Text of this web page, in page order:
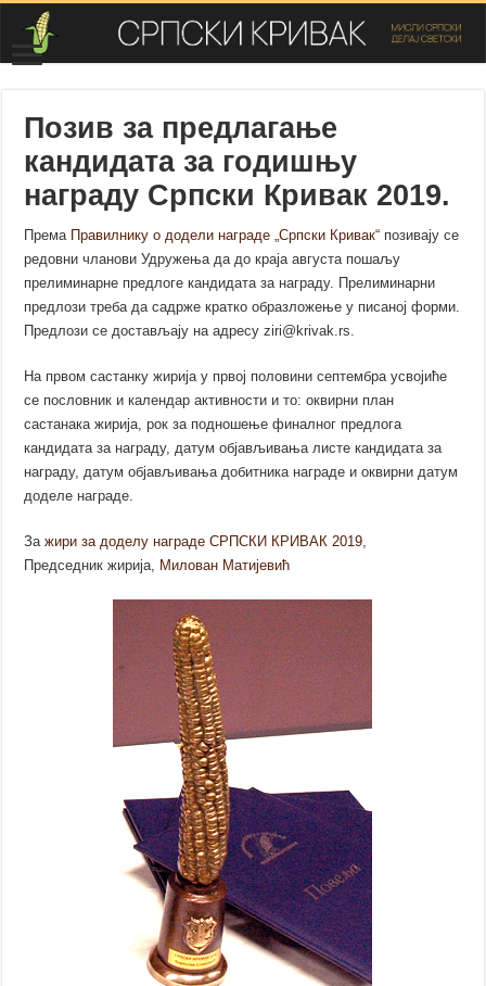
Позив за предлагање
кандидата за годишњу
награду Српски Кривак 2019.
Према Правилнику о додели награде „Српски Кривак“ позивају се
редовни чланови Удружења да до краја августа пошаљу
прелиминарне предлоге кандидата за награду. Прелиминарни
предлози треба да садрже кратко образложење у писаној форми.
Предлози се достављају на адресу ziri@krivak.rs.
На првом састанку жирија у првој половини септембра усвојиће
се пословник и календар активности и то: оквирни план
састанака жирија, рок за подношење финалног предлога
кандидата за награду, датум објављивања листе кандидата за
награду, датум објављивања добитника награде и оквирни датум
доделе награде.
Зажири за доделу награде СРПСКИ КРИВАК 2019
Председник жирија, Милован Матијевић